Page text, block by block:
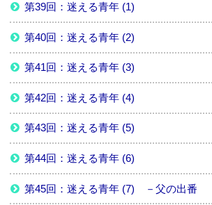
第39回：迷える青年 (1)
第40回：迷える青年 (2)
第41回：迷える青年 (3)
第42回：迷える青年 (4)
第43回：迷える青年 (5)
第44回：迷える青年 (6)
第45回：迷える青年 (7) －父の出番